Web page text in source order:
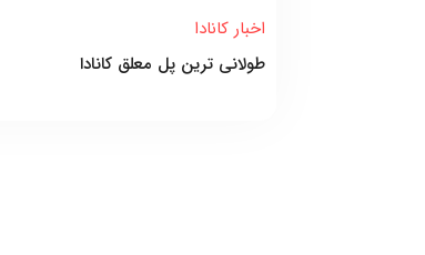
اخبار کانادا
طولانی ترین پل معلق کانادا